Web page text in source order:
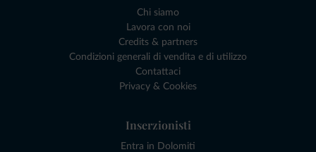
Chi siamo
Lavora con noi
Credits & partners
Condizioni generali di vendita e di utilizzo
Contattaci
Privacy & Cookies
Inserzionisti
Entra in Dolomiti